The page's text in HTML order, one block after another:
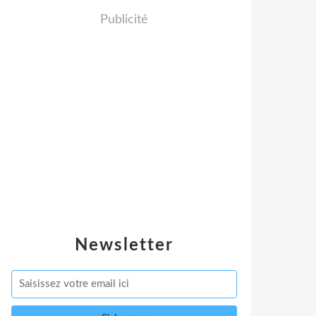
Newsletter
Publicité